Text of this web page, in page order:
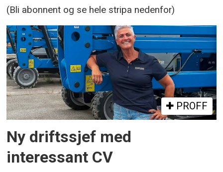
(Bli abonnent og se hele stripa nedenfor)
PROFF
Ny driftssjef med
interessant CV